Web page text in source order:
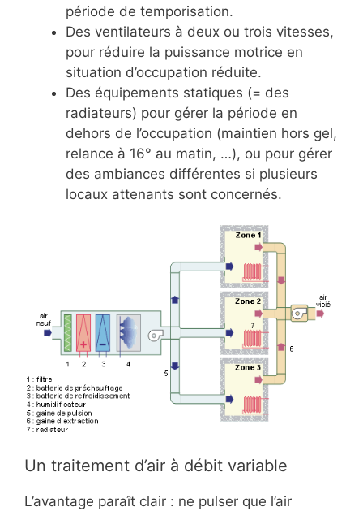
période de temporisation.
Des ventilateurs à deux ou trois vitesses,
pour réduire la puissance motrice en
situation d’occupation réduite.
Des équipements statiques (= des
radiateurs) pour gérer la période en
dehors de l’occupation (maintien hors gel,
relance à 16° au matin, …), ou pour gérer
des ambiances différentes si plusieurs
locaux attenants sont concernés.
Un traitement d’air à débit variable
L’avantage paraît clair : ne pulser que l’air